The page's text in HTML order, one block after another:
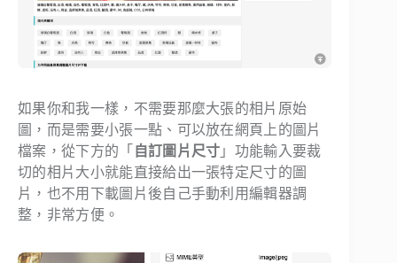
如果你和我一樣，不需要那麼大張的相片原始
圖，而是需要小張一點、可以放在網頁上的圖片
檔案，從下方的「 自訂圖片尺寸 」功能輸入要裁
切的相片大小就能直接給出一張特定尺寸的圖
片，也不用下載圖片後自己手動利用編輯器調
整，非常方便。